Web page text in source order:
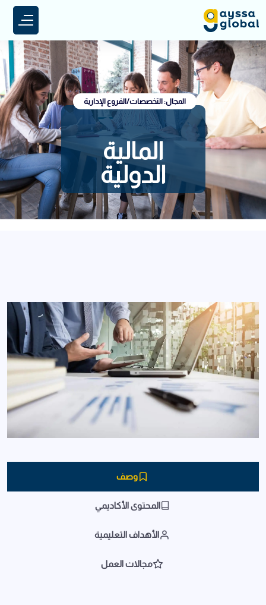
المجال: التخصصات/الفروع الإدارية
المالية
الدولية
وصف
المحتوى الأكاديمي
الأهداف التعليمية
مجالات العمل